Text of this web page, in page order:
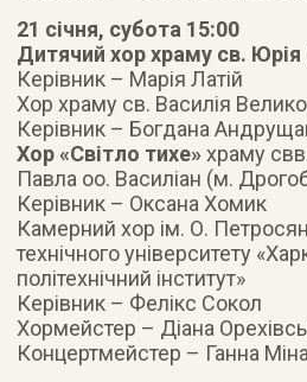
21 січня, субота 15:00
Дитячий хор храму св. Юрія
Керівник – Марія Латій
Хор храму св. Василія
Керівник – Богдана
Хор «Світло тихе»храму
Павла оо. Василіан (м.
Керівник – Оксана Хомик
Камерний хор ім. О.
технічного університету
політехнічний інститут»
Керівник – Фелікс Сокол
Хормейстер – Діана
Концертмейстер – Ганна